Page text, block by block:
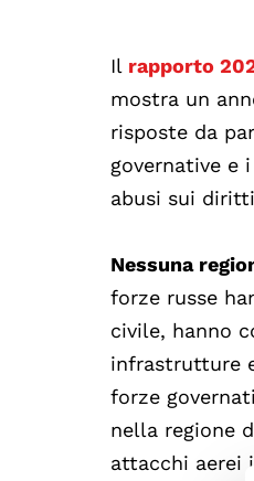
Il rapporto
mostra un
risposte da
governative e
abusi sui
Nessuna
forze russe
civile, hanno
infrastrutture
forze
nella regione
attacchi aerei